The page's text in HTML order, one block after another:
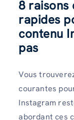
8 raisons
rapides
contenu
pas
Vous
courantes
Instagram
abordant ces